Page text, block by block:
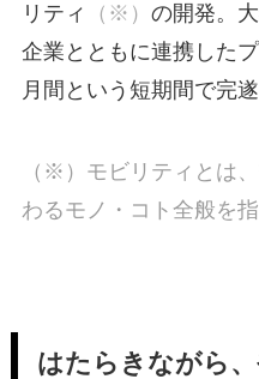
リティ
（※） の開発。
企業とともに連携した
月間という短期間で完
（※）モビリティとは
わるモノ・コト全般を指
はたらきながら